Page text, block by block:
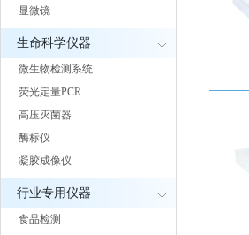
显微镜
生命科学仪器
微生物检测系统
荧光定量PCR
高压灭菌器
酶标仪
凝胶成像仪
行业专用仪器
食品检测